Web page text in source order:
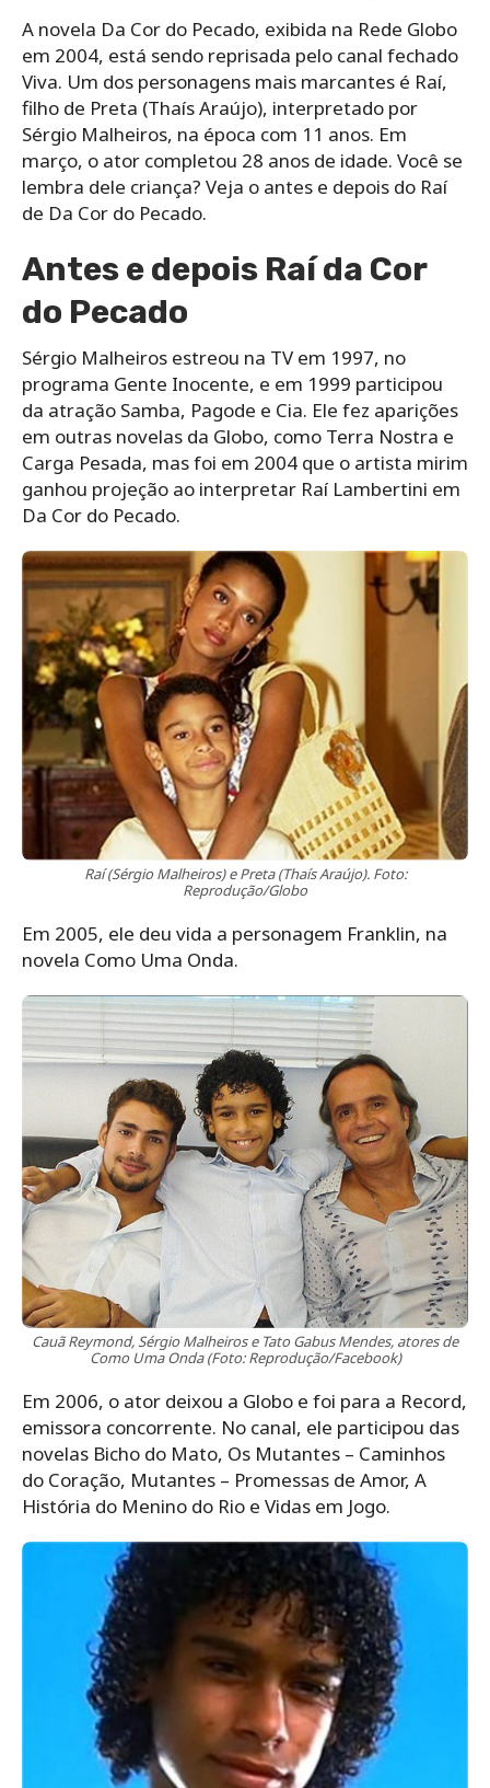
A novela Da Cor do Pecado, exibida na Rede Globo
em 2004, está sendo reprisada pelo canal fechado
Viva. Um dos personagens mais marcantes é Raí,
filho de Preta (Thaís Araújo), interpretado por
Sérgio Malheiros, na época com 11 anos. Em
março, o ator completou 28 anos de idade. Você se
lembra dele criança? Veja o antes e depois do Raí
de Da Cor do Pecado.
Antes e depois Raí da Cor
do Pecado
Sérgio Malheiros estreou na TV em 1997, no
programa Gente Inocente, e em 1999 participou
da atração Samba, Pagode e Cia. Ele fez aparições
em outras novelas da Globo, como Terra Nostra e
Carga Pesada, mas foi em 2004 que o artista mirim
ganhou projeção ao interpretar Raí Lambertini em
Da Cor do Pecado.
Raí (Sérgio Malheiros) e Preta (Thaís Araújo). Foto:
Reprodução/Globo
Em 2005, ele deu vida a personagem Franklin, na
novela Como Uma Onda.
Cauã Reymond, Sérgio Malheiros e Tato Gabus Mendes, atores de
Como Uma Onda (Foto: Reprodução/Facebook)
Em 2006, o ator deixou a Globo e foi para a Record,
emissora concorrente. No canal, ele participou das
novelas Bicho do Mato, Os Mutantes – Caminhos
do Coração, Mutantes – Promessas de Amor, A
História do Menino do Rio e Vidas em Jogo.